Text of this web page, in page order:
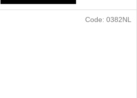
Code: 0382NL